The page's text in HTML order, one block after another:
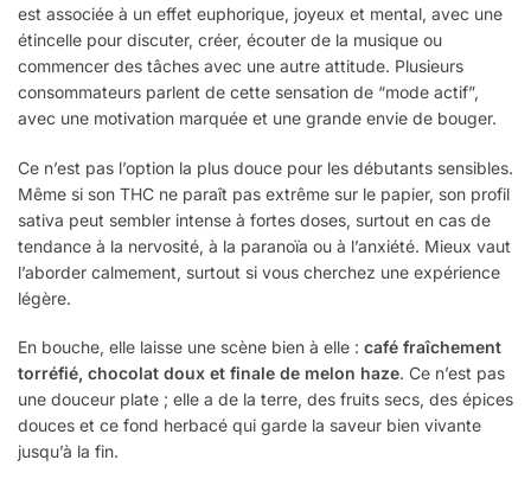
est associée à un effet euphorique, joyeux et mental, avec une
étincelle pour discuter, créer, écouter de la musique ou
commencer des tâches avec une autre attitude. Plusieurs
consommateurs parlent de cette sensation de “mode actif”,
avec une motivation marquée et une grande envie de bouger.
Ce n’est pas l’option la plus douce pour les débutants sensibles.
Même si son THC ne paraît pas extrême sur le papier, son profil
sativa peut sembler intense à fortes doses, surtout en cas de
tendance à la nervosité, à la paranoïa ou à l’anxiété. Mieux vaut
l’aborder calmement, surtout si vous cherchez une expérience
légère.
En bouche, elle laisse une scène bien à elle : café fraîchement
torréfié, chocolat doux et finale de melon haze. Ce n’est pas
une douceur plate ; elle a de la terre, des fruits secs, des épices
douces et ce fond herbacé qui garde la saveur bien vivante
jusqu’à la fin.